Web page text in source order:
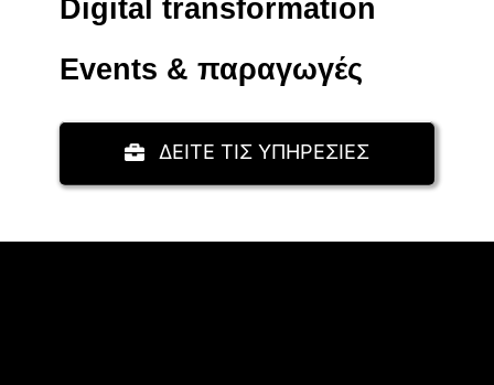
Digital transformation
Events & παραγωγές
ΔΕΙΤΕ ΤΙΣ ΥΠΗΡΕΣΙΕΣ